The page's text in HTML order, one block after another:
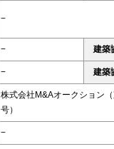
−
− 建築
− 建築
株式会社M&Aオークション
号）
−